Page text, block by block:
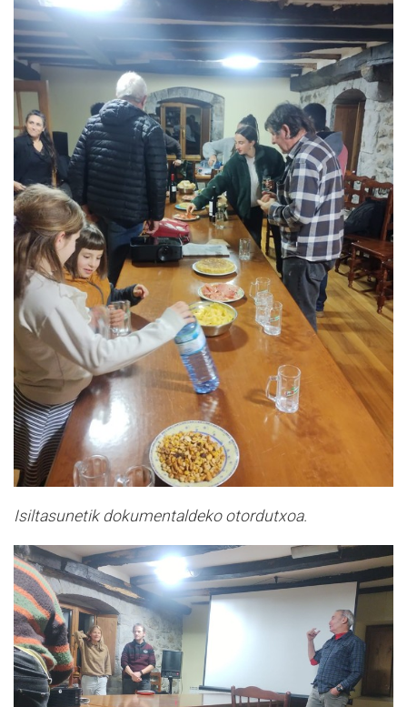
Isiltasunetik dokumentaldeko otordutxoa.